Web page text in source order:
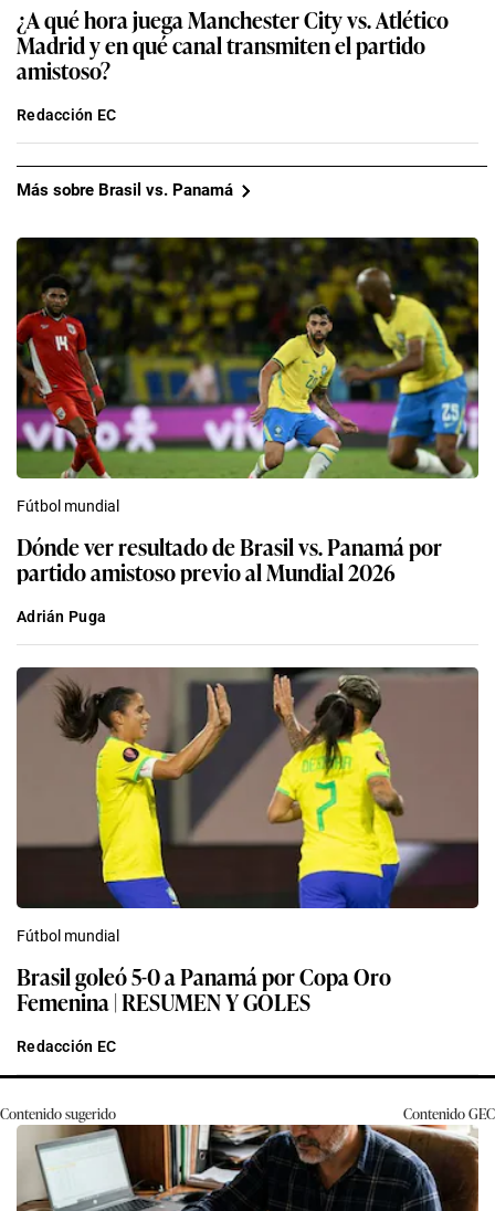
¿A qué hora juega Manchester City vs. Atlético
Madrid y en qué canal transmiten el partido
amistoso?
Redacción EC
Más sobre Brasil vs. Panamá
Fútbol mundial
Dónde ver resultado de Brasil vs. Panamá por
partido amistoso previo al Mundial 2026
Adrián Puga
Fútbol mundial
Brasil goleó 5-0 a Panamá por Copa Oro
Femenina | RESUMEN Y GOLES
Redacción EC
Contenido sugerido ContenidoGEC